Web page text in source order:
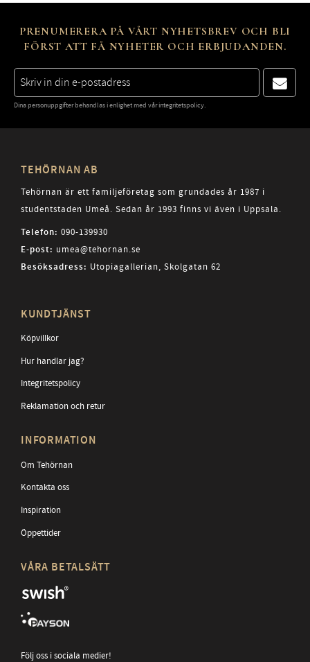
PRENUMERERA PÅ VÅRT NYHETSBREV OCH BLI
FÖRST ATT FÅ NYHETER OCH ERBJUDANDEN.
Dina personuppgifter behandlas i enlighet med vårintegritetspolicy.
TEHÖRNAN AB
Tehörnan är ett familjeföretag som grundades år 1987 i
studentstaden Umeå. Sedan år 1993 finns vi även i Uppsala.
Telefon: 090-139930
E-post: umea@tehornan.se
Besöksadress: Utopiagallerian, Skolgatan 62
KUNDTJÄNST
Köpvillkor
Hur handlar jag?
Integritetspolicy
Reklamation och retur
INFORMATION
Om Tehörnan
Kontakta oss
Inspiration
Öppettider
VÅRA BETALSÄTT
Följ oss i sociala medier!